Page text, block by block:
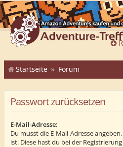
Startseite Forum
Passwort zurücksetzen
E-Mail-Adresse:
Du musst die E-Mail-Adresse
ist. Diese hast du bei der